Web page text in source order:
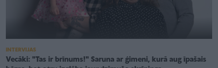
INTERVIJAS
Vecāki: "Tas ir brīnums!" Saruna ar ģimeni, kurā aug īpašais